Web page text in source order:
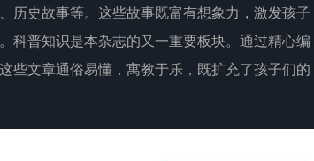
历史故事等。这些故事既富有想象力，激发孩子
科普知识是本杂志的又一重要板块。通过精心编
些文章通俗易懂，寓教于乐，既扩充了孩子们的